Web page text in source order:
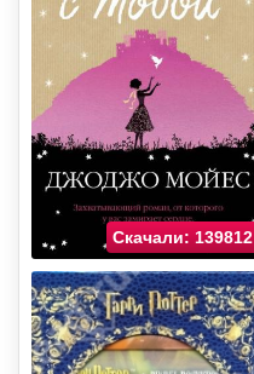
Скачали: 139812